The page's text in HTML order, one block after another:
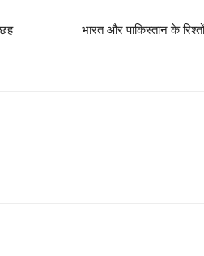
भारत और पाकिस्तान के